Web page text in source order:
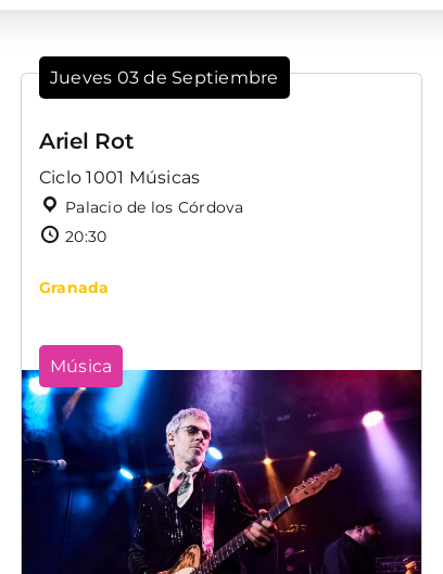
Jueves 03 de Septiembre
Ariel Rot
Ciclo 1001 Músicas
Palacio de los Córdova
20:30
Granada
Música